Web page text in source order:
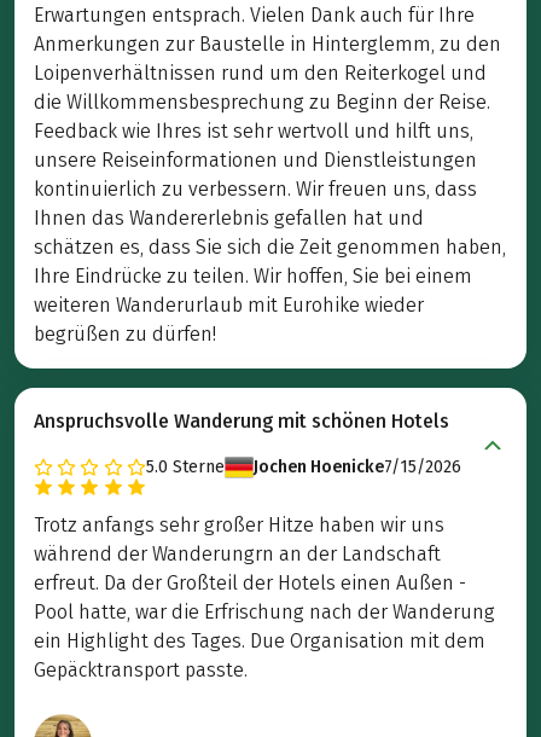
Erwartungen entsprach. Vielen Dank auch für Ihre
Anmerkungen zur Baustelle in Hinterglemm, zu den
Loipenverhältnissen rund um den Reiterkogel und
die Willkommensbesprechung zu Beginn der Reise.
Feedback wie Ihres ist sehr wertvoll und hilft uns,
unsere Reiseinformationen und Dienstleistungen
kontinuierlich zu verbessern. Wir freuen uns, dass
Ihnen das Wandererlebnis gefallen hat und
schätzen es, dass Sie sich die Zeit genommen haben,
Ihre Eindrücke zu teilen. Wir hoffen, Sie bei einem
weiteren Wanderurlaub mit Eurohike wieder
begrüßen zu dürfen!
Anspruchsvolle Wanderung mit schönen Hotels
5.0 Sterne Jochen Hoenicke7/15/2026
Trotz anfangs sehr großer Hitze haben wir uns
während der Wanderungrn an der Landschaft
erfreut. Da der Großteil der Hotels einen Außen -
Pool hatte, war die Erfrischung nach der Wanderung
ein Highlight des Tages. Due Organisation mit dem
Gepäcktransport passte.